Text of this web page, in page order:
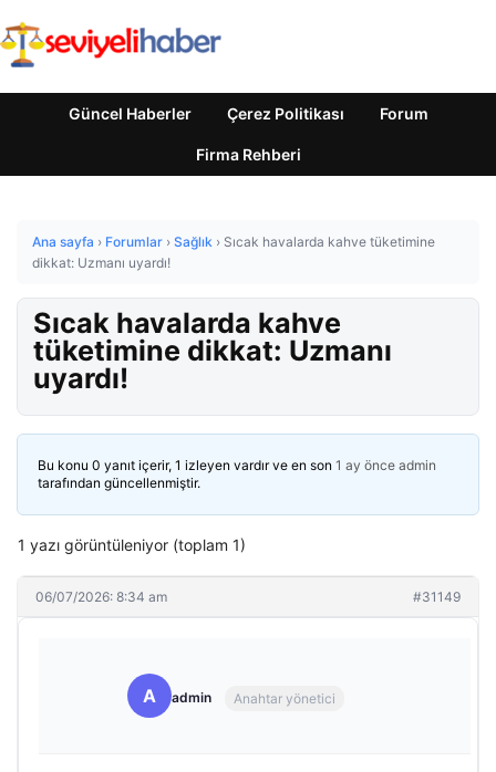
Güncel Haberler Çerez Politikası Forum
Firma Rehberi
Ana sayfa › Forumlar › Sağlık › Sıcak havalarda kahve tüketimine
dikkat: Uzmanı uyardı!
Sıcak havalarda kahve
tüketimine dikkat: Uzmanı
uyardı!
Bu konu 0 yanıt içerir, 1 izleyen vardır ve en son 1 ay önce admin
tarafından güncellenmiştir.
1 yazı görüntüleniyor (toplam 1)
06/07/2026: 8:34 am #31149
A admin Anahtar yönetici